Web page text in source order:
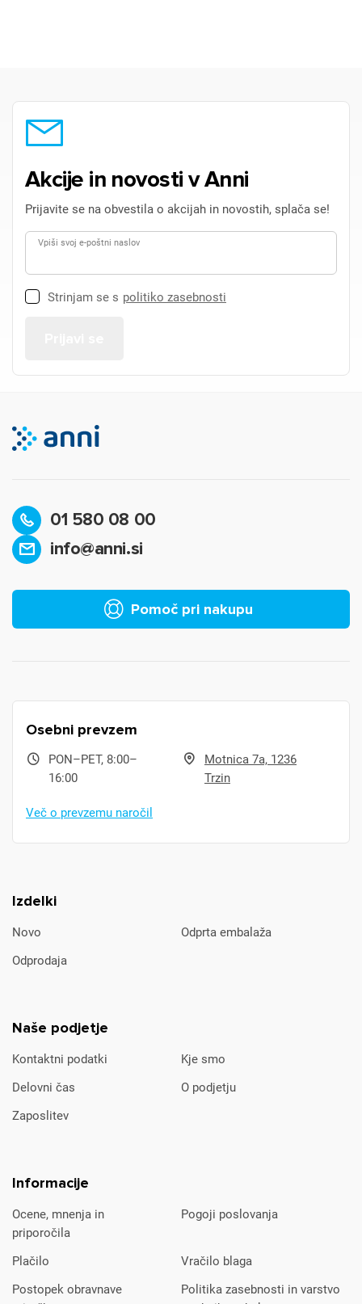
Akcije in novosti v Anni
Prijavite se na obvestila o akcijah in novostih, splača se!
Vpiši svoj e-poštni naslov
Strinjam se s politiko zasebnosti
01 580 08 00
info@anni.si
Pomoč pri nakupu
Izdelki
Novo
Odprta embalaža
Odprodaja
Naše podjetje
Kontaktni podatki
Kje smo
Delovni čas
O podjetju
Zaposlitev
Informacije
Ocene, mnenja in
priporočila
Pogoji poslovanja
Plačilo
Vračilo blaga
Postopek obravnave
Politika zasebnosti in varstvo
Osebni prevzem
PON–PET, 8:00–
16:00
Motnica 7a, 1236
Trzin
Več o prevzemu naročil